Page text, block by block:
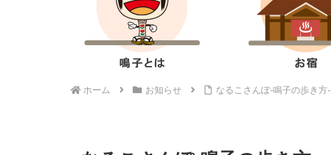
ホーム お知らせ なるこさんぽ-鳴子の歩き方-